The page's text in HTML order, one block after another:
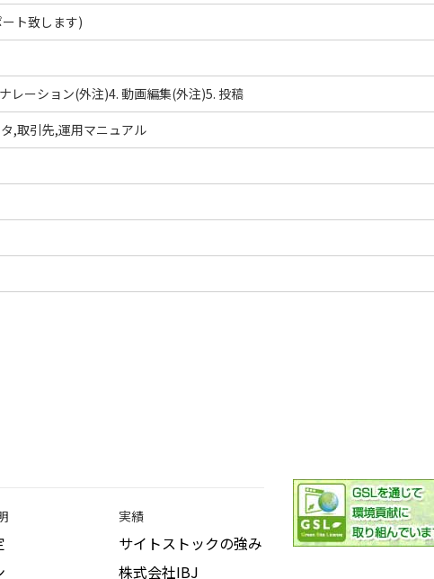
ト致します)
レーション(外注)4. 動画編集(外注)5. 投稿
,取引先,運用マニュアル
実績
サイトストックの強み
株式会社IBJ